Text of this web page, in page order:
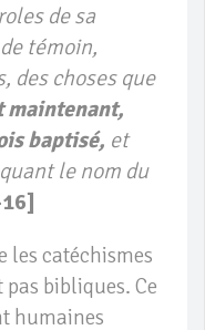
de sa
témoin,
des choses que
maintenant,
baptisé, et
le nom du
les catéchismes
bibliques. Ce
humaines